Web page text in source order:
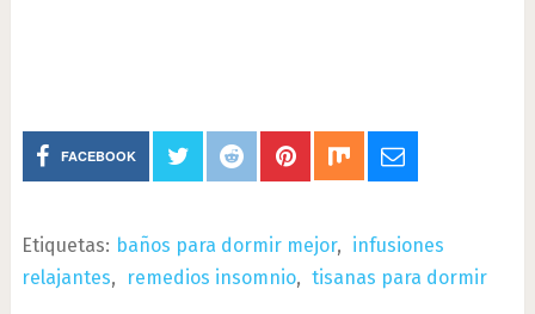
FACEBOOK
Etiquetas: baños para dormir mejor, infusiones
relajantes, remedios insomnio, tisanas para dormir